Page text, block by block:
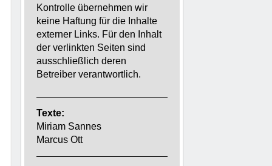
Kontrolle übernehmen wir
keine Haftung für die Inhalte
externer Links. Für den Inhalt
der verlinkten Seiten sind
ausschließlich deren
Betreiber verantwortlich.
Texte:
Miriam Sannes
Marcus Ott